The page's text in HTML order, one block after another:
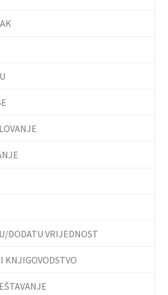
DODATU VRIJEDNOST
KNJIGOVODSTVO